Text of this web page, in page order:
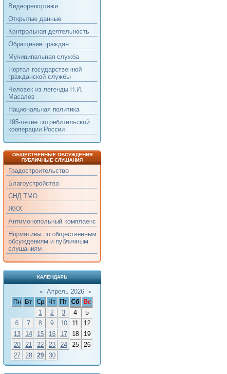
Видеорепортажи
Открытые данные
Контрольная деятельность
Обращение граждан
Муниципальная служба
Портал государственной
гражданской службы
Человек из легенды Н.И.
Масалов
Национальная политика
195-летие потребительской
кооперации России
ОБЩЕСТВЕННЫЕ ОБСУЖДЕНИЯ
ПУБЛИЧНЫЕ СЛУШАНИЯ
Градостроительство
Благоустройство
СНД ТМО
ЖКХ
Антимонопольный комплаенс
Нормативы по общественным
обсуждениям и публичным
слушаниям
КАЛЕНДАРЬ
« Апрель 2026 »
Пн
Вт Ср Чт Пт Сб
Вс
1
2 3 4
5
6
7 8 9 10 11
12
13
14 15 16 17 18
19
20
21 22 23 24 25
26
27
28 29 30